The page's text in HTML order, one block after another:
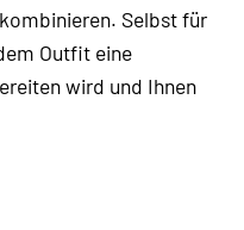
Selbst für
Outfit eine
wird und Ihnen